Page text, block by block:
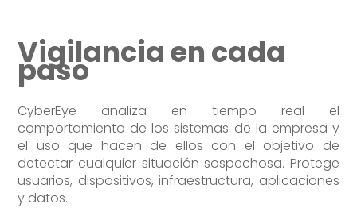
Vigilancia en cada
paso
CyberEye analiza en tiempo real el
comportamiento de los sistemas de la empresa y
el uso que hacen de ellos con el objetivo de
detectar cualquier situación sospechosa. Protege
usuarios, dispositivos, infraestructura, aplicaciones
y datos.